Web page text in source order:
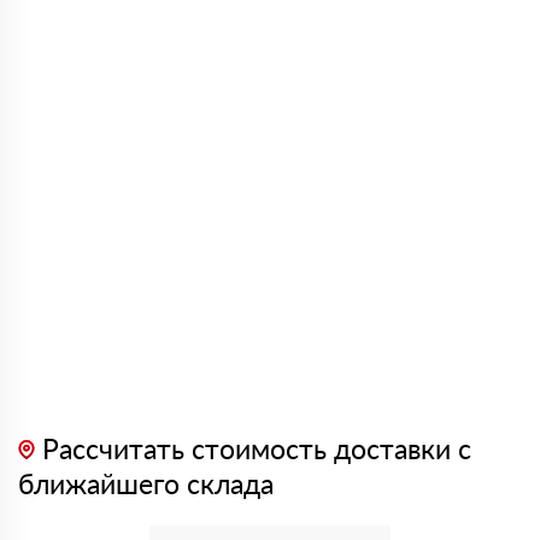
Рассчитать стоимость доставки с
ближайшего склада